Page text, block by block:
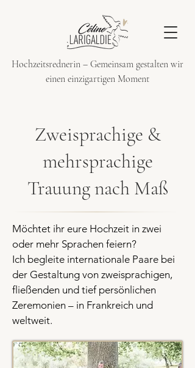
Hochzeitsrednerin – Gemeinsam gestalten wir
einen einzigartigen Moment
Zweisprachige &
mehrsprachige
Trauung nach Maß
Möchtet ihr eure Hochzeit in zwei
oder mehr Sprachen feiern?
Ich begleite internationale Paare bei
der Gestaltung von zweisprachigen,
fließenden und tief persönlichen
Zeremonien – in Frankreich und
weltweit.